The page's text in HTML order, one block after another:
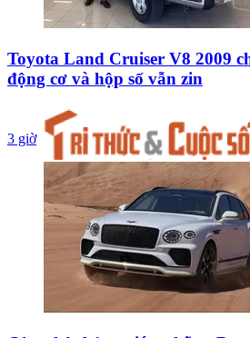
Toyota Land Cruiser V8 2009
động cơ và hộp số vẫn zin
3 giờ